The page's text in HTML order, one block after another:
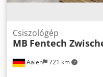
Aalen 721 km
Csiszológép
MB Fentech